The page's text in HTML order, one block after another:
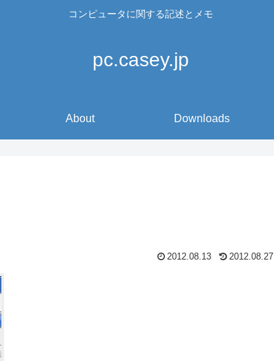
コンピュータに関する記述とメモ
pc.casey.jp
About Downloads
2012.08.13 2012.08.27